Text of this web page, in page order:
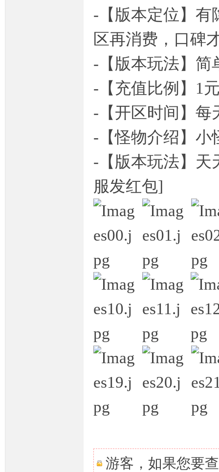
-【版本定位】有
区再消费，口碑
-【版本玩法】简
-【充值比例】1
-【开区时间】每
-【怪物介绍】小
-【版本玩法】天
服发红包]
游客，如果您要